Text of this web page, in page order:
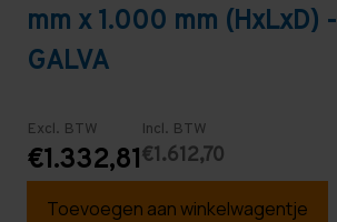
mm x 1.000 mm (HxLxD)
GALVA
Excl. BTW
€1.332,81
Incl. BTW
€1.612,70
Toevoegen aan winkelwagentje